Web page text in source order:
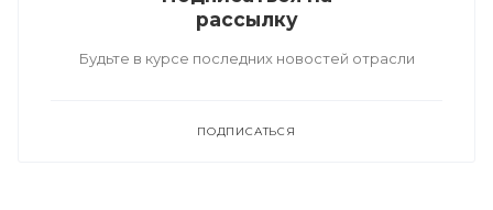
рассылку
Будьте в курсе последних новостей отрасли
ПОДПИСАТЬСЯ